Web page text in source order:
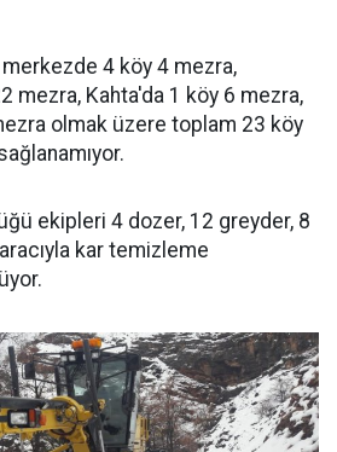
merkezde 4 köy 4 mezra,
mezra, Kahta'da 1 köy 6 mezra,
olmak üzere toplam 23 köy
ekipleri 4 dozer, 12 greyder, 8
kar temizleme